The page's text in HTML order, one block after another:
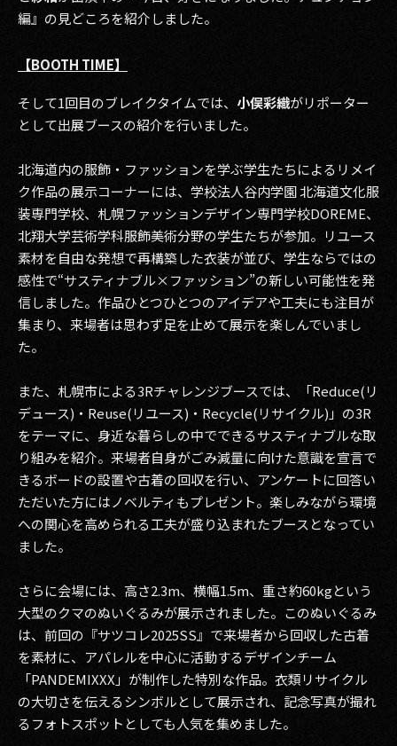
編』の見どころを紹介しました。
【BOOTH TIME】
そして1回目のブレイクタイムでは、 小俣彩織がリポーター
として出展ブースの紹介を行いました。
北海道内の服飾・ファッションを学ぶ学生たちによるリメイ
ク作品の展示コーナーには、学校法人谷内学園 北海道文化服
装専門学校、札幌ファッションデザイン専門学校DOREME、
北翔大学芸術学科服飾美術分野の学生たちが参加。リユース
素材を自由な発想で再構築した衣装が並び、学生ならではの
感性で“サスティナブル×ファッション”の新しい可能性を発
信しました。作品ひとつひとつのアイデアや工夫にも注目が
集まり、来場者は思わず足を止めて展示を楽しんでいまし
た。
また、札幌市による3Rチャレンジブースでは、「Reduce(リ
デュース)・Reuse(リユース)・Recycle(リサイクル)」の3R
をテーマに、身近な暮らしの中でできるサスティナブルな取
り組みを紹介。来場者自身がごみ減量に向けた意識を宣言で
きるボードの設置や古着の回収を行い、アンケートに回答い
ただいた方にはノベルティもプレゼント。楽しみながら環境
への関心を高められる工夫が盛り込まれたブースとなってい
ました。
さらに会場には、高さ2.3m、横幅1.5m、重さ約60kgという
大型のクマのぬいぐるみが展示されました。このぬいぐるみ
は、前回の『サツコレ2025SS』で来場者から回収した古着
を素材に、アパレルを中心に活動するデザインチーム
「PANDEMIXXX」が制作した特別な作品。衣類リサイクル
の大切さを伝えるシンボルとして展示され、記念写真が撮れ
るフォトスポットとしても人気を集めました。